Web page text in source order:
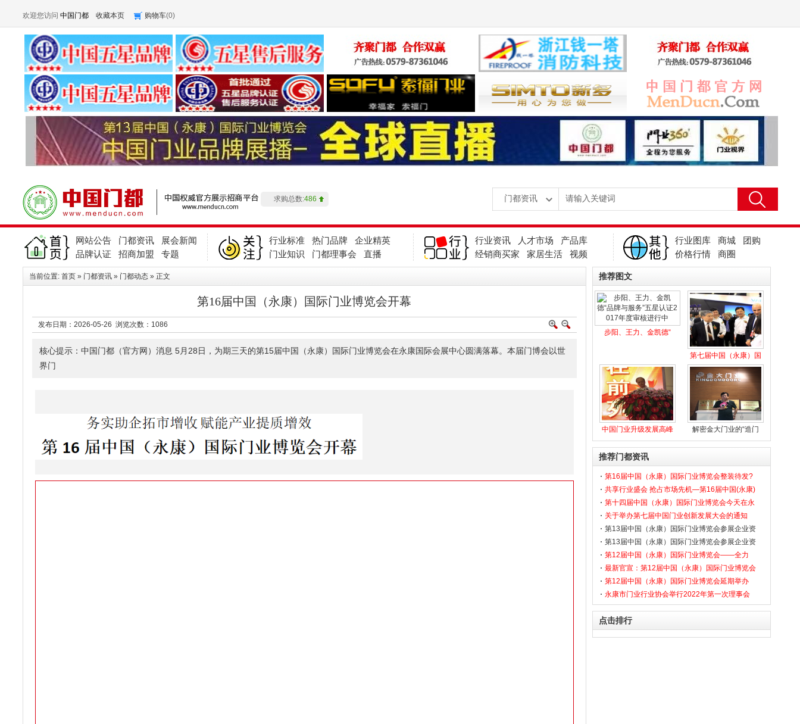
欢迎您访问 中国门都 收藏本页 购物车(0)
企业总数:43012
求购总数:486
企业总数:43012
网站公告 门都资讯
展会新闻
品牌认证
招商加盟 专题
行业标准 热门品牌
企业精英
门业知识
门都理事会 直播
行业资讯 人才市场
产品库
经销商买家
家居生活 视频
行业图库 商城
团购
价格行情
商圈
当前位置: 首页» 门都资讯» 门都动态» 正文
第16届中国（永康）国际门业博览会开幕
发布日期：2026-05-26 浏览次数： 1086
核心提示：中国门都（官方网）消息 5月28日，为期三天的第15届中国（永康）国际门业博览会在永康国际会展中心圆满落幕。本届门博会以世
界门
推荐图文
步阳、王力、金凯德“
第七届中国（永康）国
中国门业升级发展高峰 解密金大门业的“造门
推荐门都资讯
第16届中国（永康）国际门业博览会整装待发?
龙头企业聚力绽放
共享行业盛会 抢占市场先机—第16届中国(永康)
国际门业博览会火热招展中！
第十四届中国（永康）国际门业博览会今天在永
康国际会展中心开幕
关于举办第七届中国门业创新发展大会的通知
第13届中国（永康）国际门业博览会参展企业资
讯（2）
第13届中国（永康）国际门业博览会参展企业资
讯（1）
第12届中国（永康）国际门业博览会——全力
以“复”，破局“耕”新
最新官宣：第12届中国（永康）国际门业博览会
延期7月举办
第12届中国（永康）国际门业博览会延期举办
永康市门业行业协会举行2022年第一次理事会
点击排行